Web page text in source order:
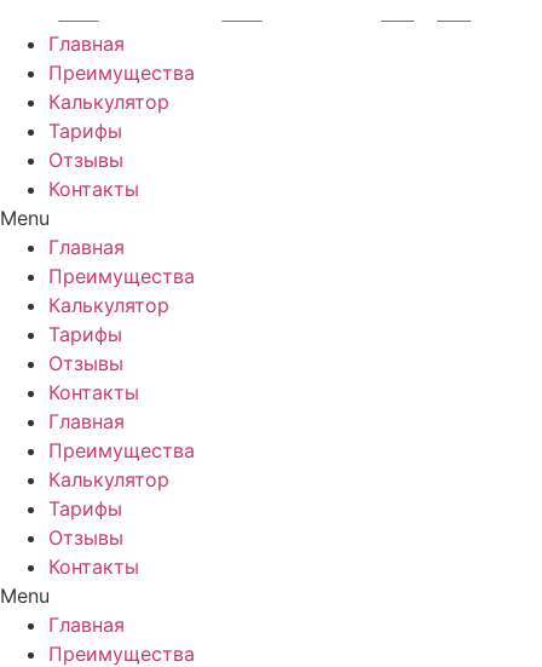
Перейти
содержимому
Главная
Преимущества
Калькулятор
Тарифы
Отзывы
Контакты
Menu
Главная
Преимущества
Калькулятор
Тарифы
Отзывы
Контакты
Главная
Преимущества
Калькулятор
Тарифы
Отзывы
Контакты
Menu
Главная
Преимущества